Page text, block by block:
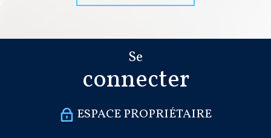
Se
connecter
ESPACE PROPRIÉTAIRE